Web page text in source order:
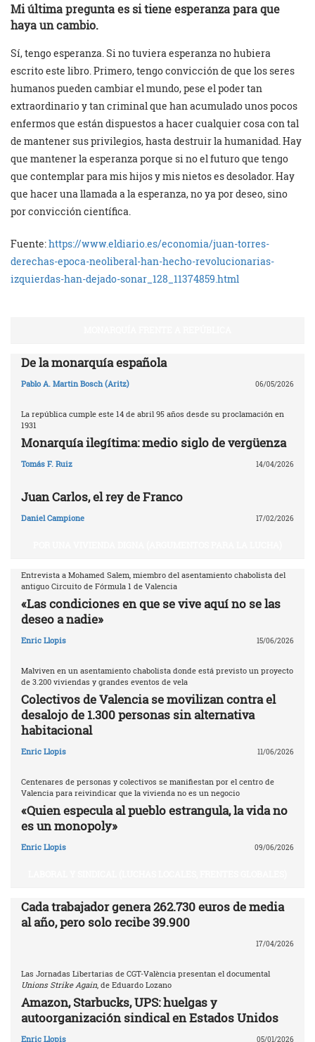
Mi última pregunta es si tiene esperanza para que
haya un cambio.
Sí, tengo esperanza. Si no tuviera esperanza no hubiera
escrito este libro. Primero, tengo convicción de que los seres
humanos pueden cambiar el mundo, pese el poder tan
extraordinario y tan criminal que han acumulado unos pocos
enfermos que están dispuestos a hacer cualquier cosa con tal
de mantener sus privilegios, hasta destruir la humanidad. Hay
que mantener la esperanza porque si no el futuro que tengo
que contemplar para mis hijos y mis nietos es desolador. Hay
que hacer una llamada a la esperanza, no ya por deseo, sino
por convicción científica.
Fuente:https://www.eldiario.es/economia/juan-torres-
derechas-epoca-neoliberal-han-hecho-revolucionarias-
izquierdas-han-dejado-sonar_128_11374859.html
De la monarquía española
Pablo A. Martin Bosch (Aritz) 06/05/2026
La república cumple este 14 de abril 95 años desde su proclamación en
1931
Monarquía ilegítima: medio siglo de vergüenza
Tomás F. Ruiz 14/04/2026
Juan Carlos, el rey de Franco
Daniel Campione 17/02/2026
Entrevista a Mohamed Salem, miembro del asentamiento chabolista del
antiguo Circuito de Fórmula 1 de Valencia
«Las condiciones en que se vive aquí no se las
deseo a nadie»
Enric Llopis 15/06/2026
Malviven en un asentamiento chabolista donde está previsto un proyecto
de 3.200 viviendas y grandes eventos de vela
Colectivos de Valencia se movilizan contra el
desalojo de 1.300 personas sin alternativa
habitacional
Enric Llopis 11/06/2026
Centenares de personas y colectivos se manifiestan por el centro de
Valencia para reivindicar que la vivienda no es un negocio
«Quien especula al pueblo estrangula, la vida no
es un monopoly»
Enric Llopis 09/06/2026
Cada trabajador genera 262.730 euros de media
al año, pero solo recibe 39.900
17/04/2026
Las Jornadas Libertarias de CGT-València presentan el documental
Unions Strike Again, de Eduardo Lozano
Amazon, Starbucks, UPS: huelgas y
autoorganización sindical en Estados Unidos
Enric Llopis 05/01/2026